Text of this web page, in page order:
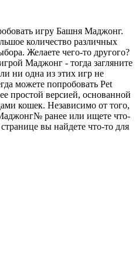
игру Башня Маджонг.
количество различных
Желаете чего-то другого?
Маджонг - тогда загляните
ни одна из этих игр не
можете попробовать Pet
простой версией, основанной
кошек. Независимо от того,
ранее или ищете что-
вы найдете что-то для